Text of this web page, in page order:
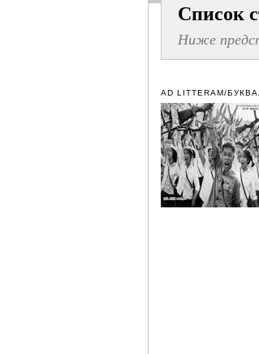
Список
Ниже
AD LITTERAM/